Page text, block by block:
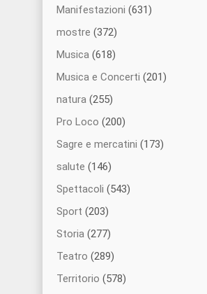
Manifestazioni (631)
mostre (372)
Musica (618)
Musica e Concerti (201)
natura (255)
Pro Loco (200)
Sagre e mercatini (173)
salute (146)
Spettacoli (543)
Sport (203)
Storia (277)
Teatro (289)
Territorio (578)